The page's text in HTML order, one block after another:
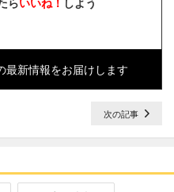
最新情報をお届けします
次の記事